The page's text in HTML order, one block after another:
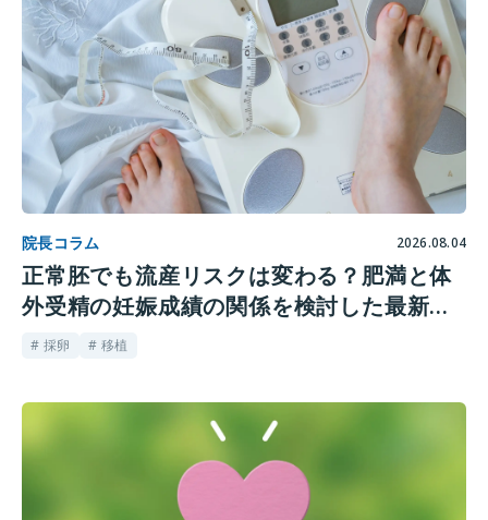
院長コラム 2026.08.04
正常胚でも流産リスクは変わる？肥満と体
外受精の妊娠成績の関係を検討した最新研
究
# 採卵 # 移植